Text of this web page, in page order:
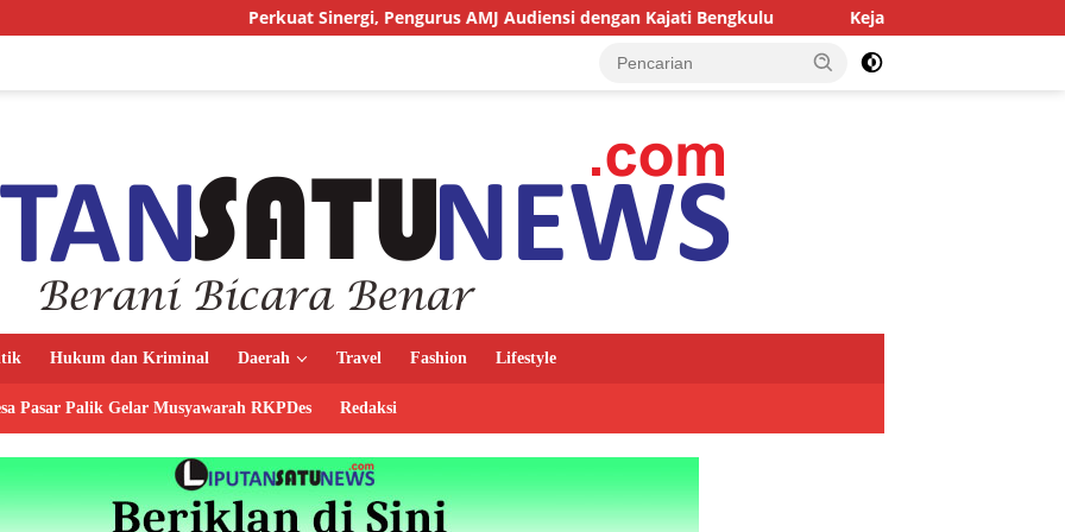
Perkuat Sinergi, Pengurus AMJ Audiensi dengan Kajati Bengkulu Kejari Kepahiang Tegaskan Tuntutan Berat
Hukum dan Kriminal Daerah Travel Fashion Lifestyle
Pasar Palik Gelar Musyawarah RKPDes Redaksi